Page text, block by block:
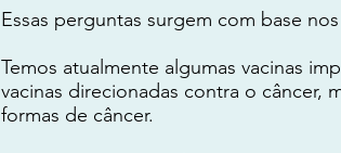
Essas perguntas surgem com base
Temos atualmente algumas vacinas
vacinas direcionadas contra o câncer,
formas de câncer.